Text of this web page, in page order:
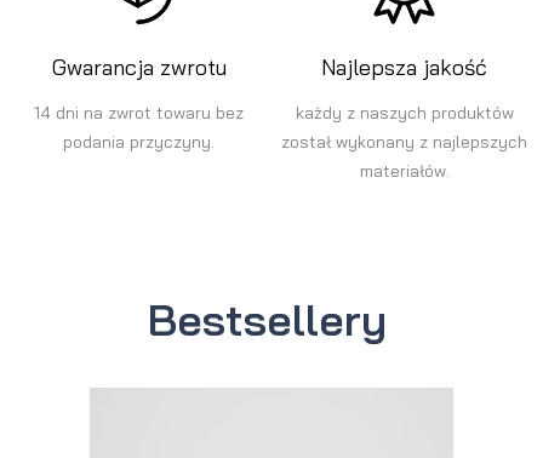
Gwarancja zwrotu
14 dni na zwrot towaru bez
podania przyczyny.
Najlepsza jakość
każdy z naszych produktów
został wykonany z najlepszych
materiałów.
Bestsellery